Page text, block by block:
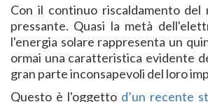
Con il continuo riscaldamento del
pressante. Quasi la metà
l'energia solare rappresenta un
ormai una caratteristica evidente
gran parte inconsapevoli del loro
Questo è l'oggetto d’un recente